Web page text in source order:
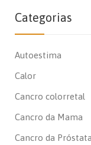
Categorias
Autoestima
Calor
Cancro colorretal
Cancro da Mama
Cancro da Próstata